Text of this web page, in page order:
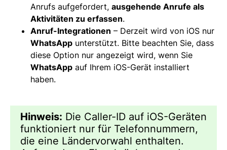
Anrufs aufgefordert, ausgehende Anrufe als
Aktivitäten zu erfassen.
Anruf-Integrationen – Derzeit wird von iOS nur
WhatsApp unterstützt. Bitte beachten Sie, dass
diese Option nur angezeigt wird, wenn Sie
WhatsApp auf Ihrem iOS-Gerät installiert
haben.
Hinweis: Die Caller-ID auf iOS-Geräten
funktioniert nur für Telefonnummern,
die eine Ländervorwahl enthalten.